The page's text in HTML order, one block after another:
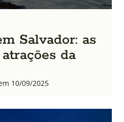
Salvador: as
da
10/09/2025